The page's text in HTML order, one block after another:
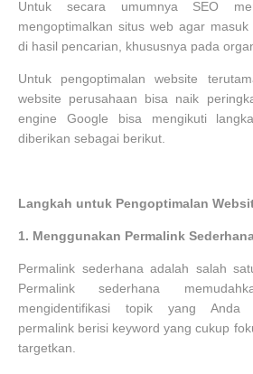
Untuk secara umumnya SEO
mengoptimalkan situs web agar
di hasil pencarian, khususnya pada
Untuk pengoptimalan website
website perusahaan bisa naik
engine Google bisa mengikuti
diberikan sebagai berikut.
Langkah untuk Pengoptimalan
1. Menggunakan Permalink
Permalink sederhana adalah salah
Permalink sederhana
mengidentifikasi topik yang Anda
permalink berisi keyword yang cukup
targetkan.